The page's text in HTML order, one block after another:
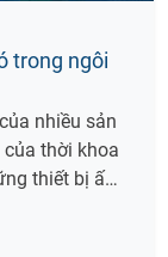
trong ngôi
nhiều sản
thời khoa
thiết bị ấy